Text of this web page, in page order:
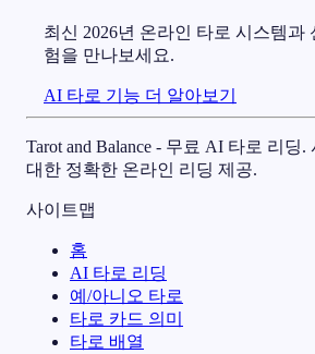
최신 2026년 온라인 타로 시스템과
험을 만나보세요.
AI 타로 기능 더 알아보기
Tarot and Balance - 무료 AI 타로 리딩.
대한 정확한 온라인 리딩 제공.
사이트맵
홈
AI 타로 리딩
예/아니오 타로
타로 카드 의미
타로 배열